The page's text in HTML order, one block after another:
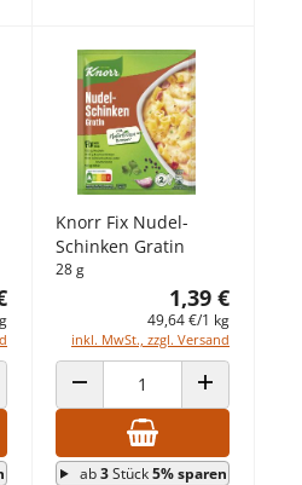
ERHÖHEN
Knorr Fix Nudel-
Schinken Gratin
28 g
1,39 €
49,64 €/1 kg
inkl. MwSt., zzgl. Versand
ANZAHL VERRINGERNANZAHL
ab3Stück5% sparen